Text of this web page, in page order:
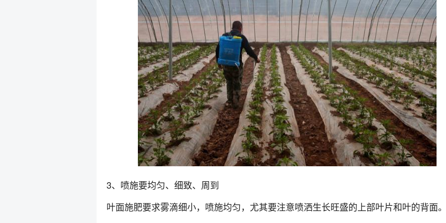
3、喷施要均匀、细致、周到
叶面施肥要求雾滴细小，喷施均匀，尤其要注意喷洒生长旺盛的上部叶片和叶的背面